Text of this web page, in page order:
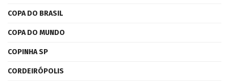
COPA DO BRASIL
COPA DO MUNDO
COPINHA SP
CORDEIRÓPOLIS